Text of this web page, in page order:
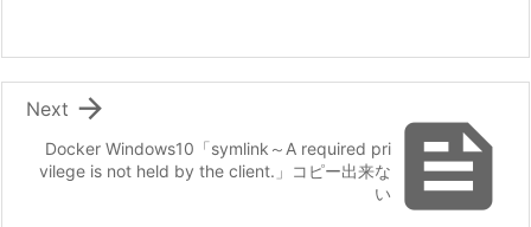

Docker Windows10「symlink～A required pri
vilege is not held by the client.」コピー出来な
い

Next